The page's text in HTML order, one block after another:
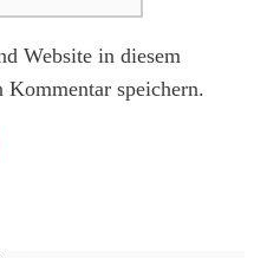
Website in diesem
Kommentar speichern.